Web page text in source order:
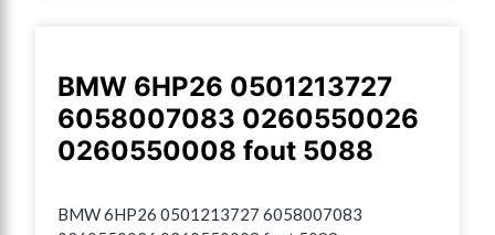
BMW 6HP26 0501213727
6058007083 0260550026
0260550008 fout 5088
BMW 6HP26 0501213727 6058007083